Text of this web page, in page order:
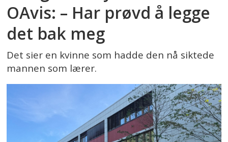
OAvis: – Har prøvd å legge
det bak meg
Det sier en kvinne som hadde den nå siktede
mannen som lærer.